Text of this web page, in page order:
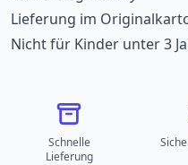
Lieferung im
Nicht für Kinder unter 3
Schnelle
Lieferung